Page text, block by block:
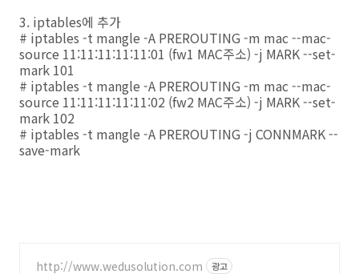
3. iptables에 추가
# iptables -t mangle -A PREROUTING -m mac --mac-
source 11:11:11:11:11:01 (fw1 MAC주소) -j MARK --set-
mark 101
# iptables -t mangle -A PREROUTING -m mac --mac-
source 11:11:11:11:11:02 (fw2 MAC주소) -j MARK --set-
mark 102
# iptables -t mangle -A PREROUTING -j CONNMARK --
save-mark
http://www.wedusolution.com 광고